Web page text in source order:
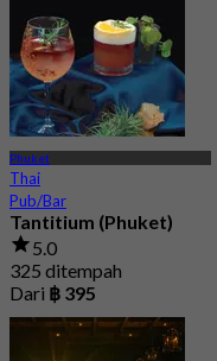
Phuket
Thai
Pub/Bar
Tantitium (Phuket)
5.0
325 ditempah
Dari ฿ 395